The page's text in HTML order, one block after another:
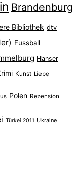
Brandenburg
Bibliothek dtv
Fussball
Hanser
Kunst Liebe
Polen Rezension
Türkei 2011 Ukraine